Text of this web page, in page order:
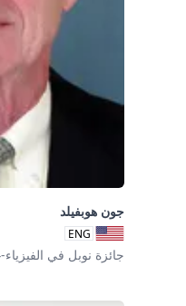
جون هوبفيلد
ENG
جائزة نوبل في الفيزياء-2024